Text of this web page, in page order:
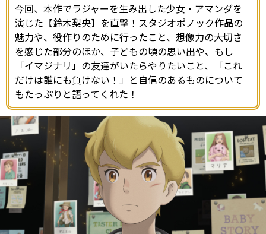
今回、本作でラジャーを生み出した少女・アマンダを
演じた【鈴木梨央】を直撃！スタジオポノック作品の
魅力や、役作りのために行ったこと、想像力の大切さ
を感じた部分のほか、子どもの頃の思い出や、もし
「イマジナリ」の友達がいたらやりたいこと、「これ
だけは誰にも負けない！」と自信のあるものについて
もたっぷりと語ってくれた！